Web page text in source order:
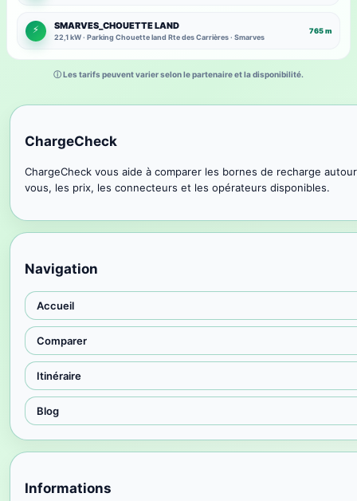
⚡ SMARVES_CHOUETTE LAND
22,1 kW · Parking Chouette land Rte des Carrières · Smarves
765 m
ⓘ Les tarifs peuvent varier selon le partenaire et la disponibilité.
ChargeCheck
ChargeCheck vous aide à comparer les bornes de recharge
vous, les prix, les connecteurs et les opérateurs disponibles.
Navigation
Accueil
Comparer
Itinéraire
Blog
Informations